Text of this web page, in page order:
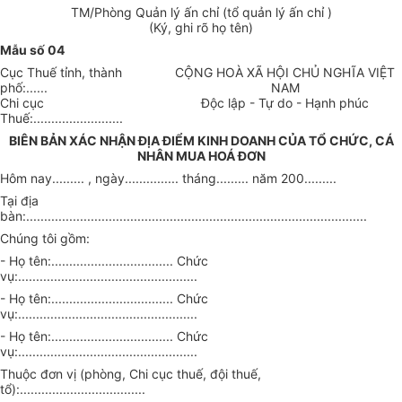
TM/Phòng Quản lý ấn chỉ (tổ quản lý ấn chỉ )
(Ký, ghi rõ họ tên)
Mẫu số 04
Cục Thuế tỉnh, thành
phố:......
Chi cục
Thuế:.........................
CỘNG HOÀ XÃ HỘI CHỦ NGHĨA VIỆT
NAM
Độc lập - Tự do - Hạnh phúc
BIÊN BẢN XÁC NHẬN ĐỊA ĐIỂM KINH DOANH CỦA TỔ CHỨC, CÁ
NHÂN MUA HOÁ ĐƠN
Hôm nay......... , ngày............... tháng......... năm 200.........
Tại địa
bàn:...............................................................................................
Chúng tôi gồm:
- Họ tên:.................................. Chức
vụ:..................................................
- Họ tên:.................................. Chức
vụ:..................................................
- Họ tên:.................................. Chức
vụ:..................................................
Thuộc đơn vị (phòng, Chi cục thuế, đội thuế,
tổ):...................................